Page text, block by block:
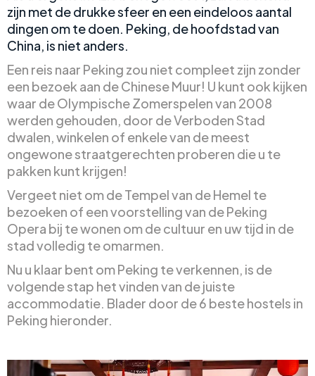
zijn met de drukke sfeer en een eindeloos aantal
dingen om te doen. Peking, de hoofdstad van
China, is niet anders.
Een reis naar Peking zou niet compleet zijn zonder
een bezoek aan de Chinese Muur! U kunt ook kijken
waar de Olympische Zomerspelen van 2008
werden gehouden, door de Verboden Stad
dwalen, winkelen of enkele van de meest
ongewone straatgerechten proberen die u te
pakken kunt krijgen!
Vergeet niet om de Tempel van de Hemel te
bezoeken of een voorstelling van de Peking
Opera bij te wonen om de cultuur en uw tijd in de
stad volledig te omarmen.
Nu u klaar bent om Peking te verkennen, is de
volgende stap het vinden van de juiste
accommodatie. Blader door de 6 beste hostels in
Peking hieronder.